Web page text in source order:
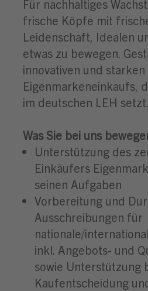
Für nachhaltiges
frische Köpfe mit
Leidenschaft, Idealen
etwas zu bewegen.
innovativen und starken
Eigenmarkeneinkaufs,
im deutschen LEH setzt.
Was Sie bei uns
Unterstützung des
Einkäufers
seinen Aufgaben
Vorbereitung und
Ausschreibungen für
nationale/
inkl. Angebots- und
sowie Unterstützung
Kaufentscheidung